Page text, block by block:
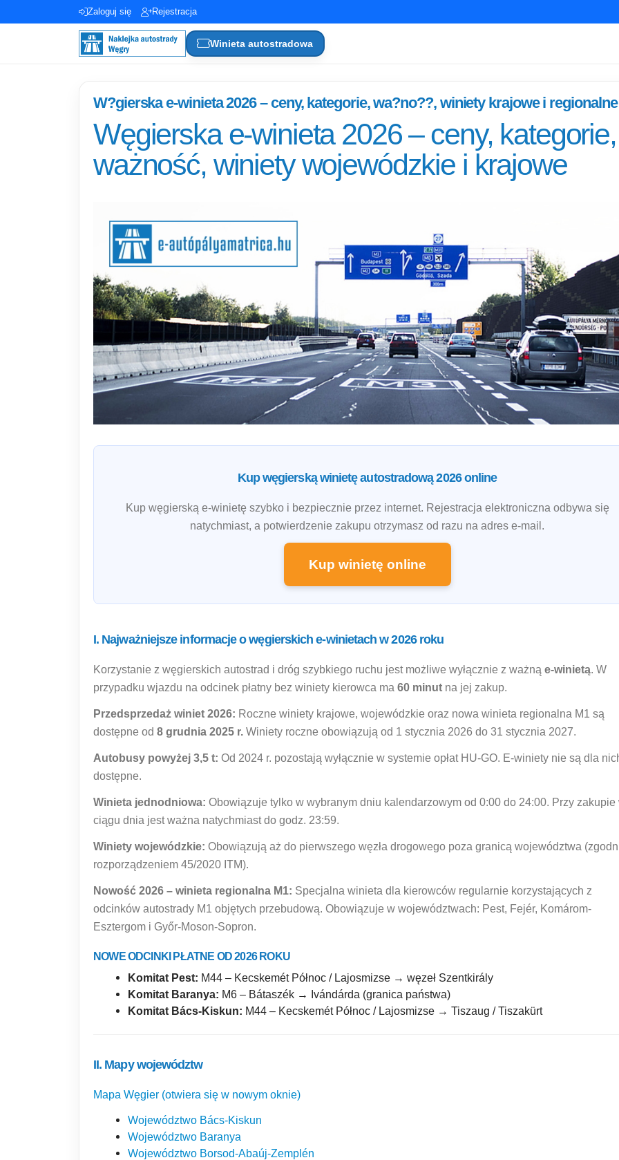
Zaloguj się Rejestracja
Winieta autostradowa
W?gierska e-winieta 2026 – ceny, kategorie, wa?no??, winiety krajowe i regionalne
Węgierska e-winieta 2026 – ceny, kategorie,
ważność, winiety wojewódzkie i krajowe
Kup węgierską winietę autostradową 2026 online
Kup węgierską e-winietę szybko i bezpiecznie przez internet. Rejestracja elektroniczna odbywa się
natychmiast, a potwierdzenie zakupu otrzymasz od razu na adres e-mail.
Kup winietę online
I. Najważniejsze informacje o węgierskich e-winietach w 2026 roku
Korzystanie z węgierskich autostrad i dróg szybkiego ruchu jest możliwe wyłącznie z ważną e-winietą. W
przypadku wjazdu na odcinek płatny bez winiety kierowca ma 60 minut na jej zakup.
Przedsprzedaż winiet 2026: Roczne winiety krajowe, wojewódzkie oraz nowa winieta regionalna M1 są
dostępne od 8 grudnia 2025 r. Winiety roczne obowiązują od 1 stycznia 2026 do 31 stycznia 2027.
Autobusy powyżej 3,5 t: Od 2024 r. pozostają wyłącznie w systemie opłat HU-GO. E-winiety nie są dla
dostępne.
Winieta jednodniowa: Obowiązuje tylko w wybranym dniu kalendarzowym od 0:00 do 24:00. Przy zakupie
ciągu dnia jest ważna natychmiast do godz. 23:59.
Winiety wojewódzkie: Obowiązują aż do pierwszego węzła drogowego poza granicą województwa
rozporządzeniem 45/2020 ITM).
Nowość 2026 – winieta regionalna M1: Specjalna winieta dla kierowców regularnie korzystających z
odcinków autostrady M1 objętych przebudową. Obowiązuje w województwach: Pest, Fejér, Komárom-
Esztergom i Győr-Moson-Sopron.
NOWE ODCINKI PŁATNE OD 2026 ROKU
Komitat Pest: M44 – Kecskemét Północ / Lajosmizse → węzeł Szentkirály
Komitat Baranya: M6 – Bátaszék → Ivándárda (granica państwa)
Komitat Bács-Kiskun: M44 – Kecskemét Północ / Lajosmizse → Tiszaug / Tiszakürt
II. Mapy województw
Mapa Węgier (otwiera się w nowym oknie)
Województwo Bács-Kiskun
Województwo Baranya
Województwo Borsod-Abaúj-Zemplén